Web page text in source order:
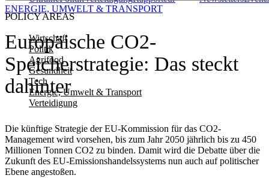
POLICY AREAS
Wirtschaft
Politik
Agrifood
Gesundheit
Tech
Energie, Umwelt & Transport
Verteidigung
Europäische CO2-
Speicherstrategie: Das steckt
dahinter
Die künftige Strategie der EU-Kommission für das CO2-
Management wird vorsehen, bis zum Jahr 2050 jährlich bis zu 450
Millionen Tonnen CO2 zu binden. Damit wird die Debatte über die
Zukunft des EU-Emissionshandelssystems nun auch auf politischer
Ebene angestoßen.
ENERGIE, UMWELT & TRANSPORT